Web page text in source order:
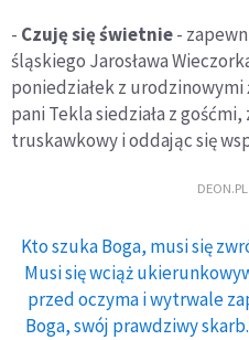
- Czuję się świetnie-
śląskiego Jarosława
poniedziałek z
pani Tekla siedziała z
truskawkowy i oddając się
Kto szuka Boga, musi się
Musi się wciąż
przed oczyma i wytrwale
Boga, swój prawdziwy